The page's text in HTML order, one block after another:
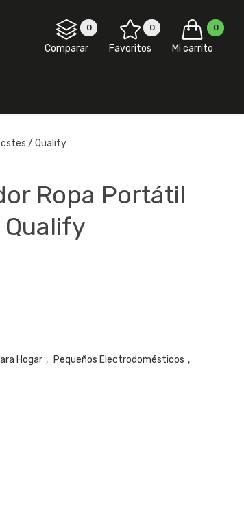
0
Comparar
0
Favoritos
0
Mi carrito
/ Qualify
Ropa Portátil
Hogar , Pequeños Electrodomésticos ,